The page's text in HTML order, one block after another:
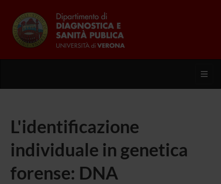
L'identificazione
individuale in genetica
forense: DNA